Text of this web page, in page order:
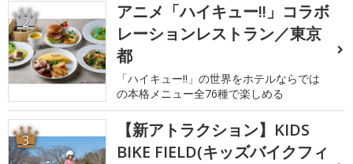
2
アニメ「ハイキュー!!」コラボ
レーションレストラン／東京
都
「ハイキュー!!」の世界をホテルならでは
の本格メニュー全76種で楽しめる
3
【新アトラクション】KIDS
BIKE FIELD(キッズバイクフィ